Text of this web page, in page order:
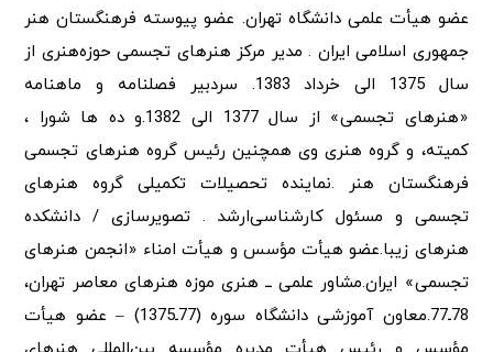
عضو هیأت علمی دانشگاه تهران. عضو پیوسته فرهنگستان هنر
جمهوری اسلامی ایران . مدیر مرکز هنرهای تجسمی حوزه‌هنری از
سال 1375 الی خرداد 1383. سردبیر فصلنامه و ماهنامه
«هنرهای تجسمی» از سال 1377 الی 1382.و ده ها شورا ،
کمیته، و گروه هنری وی همچنین رئیس گروه هنرهای تجسمی
فرهنگستان هنر .نماینده تحصیلات تکمیلی گروه هنرهای
تجسمی و مسئول کارشناسی‌ارشد . تصویرسازی / دانشکده
هنرهای زیبا.عضو هیأت مؤسس و هیأت امناء «انجمن هنرهای
تجسمی» ایران.مشاور علمی ــ هنری موزه هنرهای معاصر تهران،
78ـ77.معاون آموزشی دانشگاه سوره (77ـ1375) – عضو هیأت